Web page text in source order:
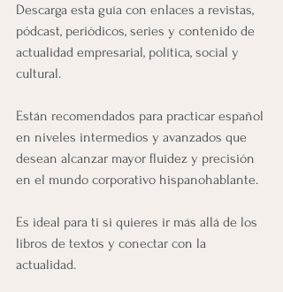
Descarga esta guía con enlaces a revistas,
pódcast, periódicos, series y contenido de
actualidad empresarial, política, social y
cultural.
Están recomendados para practicar español
en niveles intermedios y avanzados que
desean alcanzar mayor fluidez y precisión
en el mundo corporativo hispanohablante.
Es ideal para ti si quieres ir más allá de los
libros de textos y conectar con la
actualidad.